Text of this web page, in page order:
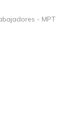
- MPT